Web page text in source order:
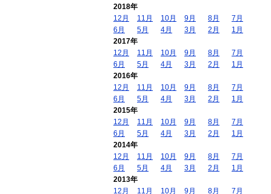
2018年
12月
11月 10月 9月 8月
7月
6月
5月 4月 3月 2月
1月
2017年
12月
11月 10月 9月 8月
7月
6月
5月 4月 3月 2月
1月
2016年
12月
11月 10月 9月 8月
7月
6月
5月 4月 3月 2月
1月
2015年
12月
11月 10月 9月 8月
7月
6月
5月 4月 3月 2月
1月
2014年
12月
11月 10月 9月 8月
7月
6月
5月 4月 3月 2月
1月
2013年
12月
11月 10月 9月 8月 7月